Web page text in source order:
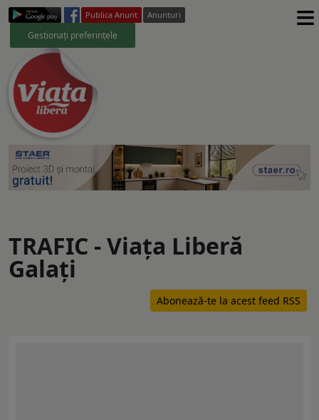
Publica Anunt Anunturi
Gestionați preferințele ≡
TRAFIC - Viaţa Liberă
Galaţi
Abonează-te la acest feed RSS